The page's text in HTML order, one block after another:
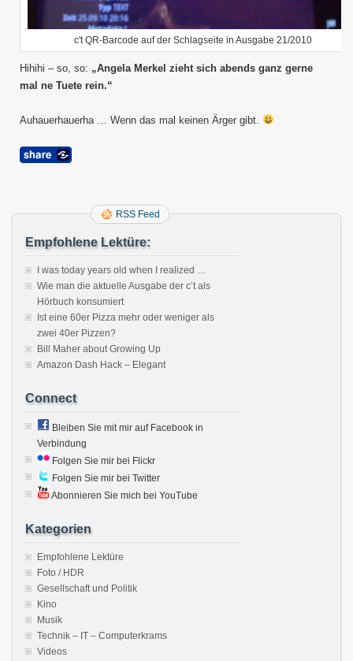
c't QR-Barcode auf der Schlagseite in Ausgabe 21/2010
Hihihi – so, so: „Angela Merkel zieht sich abends ganz gerne
mal ne Tuete rein.“
Auhauerhauerha … Wenn das mal keinen Ärger gibt.
RSS Feed
Empfohlene Lektüre:
I was today years old when I realized …
Wie man die aktuelle Ausgabe der c’t als
Hörbuch konsumiert
Ist eine 60er Pizza mehr oder weniger als
zwei 40er Pizzen?
Bill Maher about Growing Up
Amazon Dash Hack – Elegant
Connect
Bleiben Sie mit mir auf Facebook in
Verbindung
Folgen Sie mir bei Flickr
Folgen Sie mir bei Twitter
Abonnieren Sie mich bei YouTube
Kategorien
Empfohlene Lektüre
Foto / HDR
Gesellschaft und Politik
Kino
Musik
Technik – IT – Computerkrams
Videos